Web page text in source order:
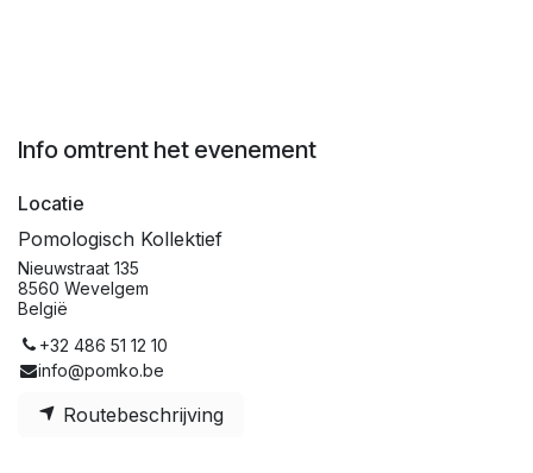
Info omtrent het evenement
Locatie
Pomologisch Kollektief
Nieuwstraat 135
8560 Wevelgem
België
+32 486 51 12 10
info@pomko.be
Routebeschrijving